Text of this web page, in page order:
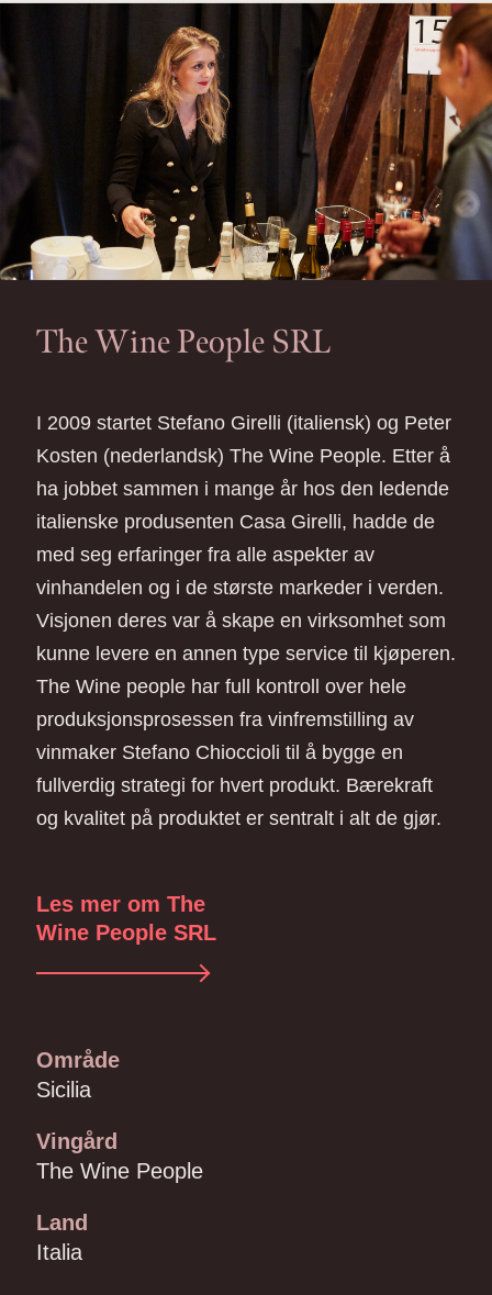
The Wine People SRL
I 2009 startet Stefano Girelli (italiensk) og Peter
Kosten (nederlandsk) The Wine People. Etter å
ha jobbet sammen i mange år hos den ledende
italienske produsenten Casa Girelli, hadde de
med seg erfaringer fra alle aspekter av
vinhandelen og i de største markeder i verden.
Visjonen deres var å skape en virksomhet som
kunne levere en annen type service til kjøperen.
The Wine people har full kontroll over hele
produksjonsprosessen fra vinfremstilling av
vinmaker Stefano Chioccioli til å bygge en
fullverdig strategi for hvert produkt. Bærekraft
og kvalitet på produktet er sentralt i alt de gjør.
Les mer om The
Wine People SRL
Område
Sicilia
Vingård
The Wine People
Land
Italia